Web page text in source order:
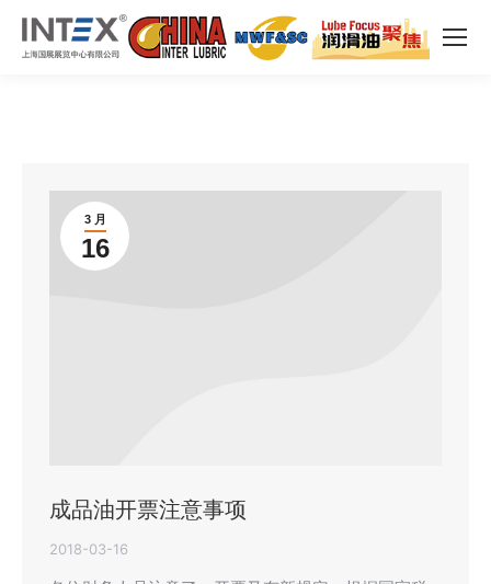
3 月
16
成品油开票注意事项
2018-03-16